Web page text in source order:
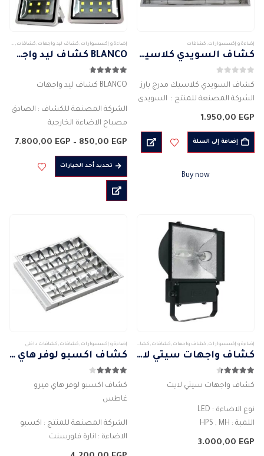
إضاءة و إكسسوارات , كشافات
كشاف السويدي كلاسيك مدرج بارز
من 5
كشاف السويدي كلاسيك مدرج بارز
الشركة المصنعة للمنتج : السويدى
الاضاءة : انارة فلورسنت
التيار, غاطس علي التيار
الاضاءة : انارة فلورسنت
1.950,00 EGP
إضافة إلى السلة
Buy now
إضاءة و إكسسوارات , كشاف ليد واجهات , كشافات ,
BLANCO كشاف ليد واجهات
4.67 من 5
BLANCO كشاف ليد واجهات
الشركة المصنعة للكشاف : الصادق
مصباح الاضاءة الخارجية
القوة الفعلية للكشاف : 50 واط –
المواد: الألومنيوم +…
850,00 EGP
–
7.800,00 EGP
تحديد أحد الخياراتهناك
العديد
من
الأشكال
اختيار
الخيارات
إضاءة و إكسسوارات , كشاف واجهات , كشافات , كشافات خارجى
كشاف واجهات سيتي لايت
4.29
كشاف واجهات سيتي لايت
نوع الاضاءة : LED
اللمبة : HPS , MH
3.000,00 EGP
إضاءة و إكسسوارات , كشافات , كشافات داخلى
كشاف اكسبو لوفر هاي ميرو غاطس
4.00
كشاف اكسبو لوفر هاي ميرو
غاطس
الشركة المصنعة للمنتج : اكسبو
الاضاءة : انارة فلورسنت
التوصيل : غاطس هاى ميرو